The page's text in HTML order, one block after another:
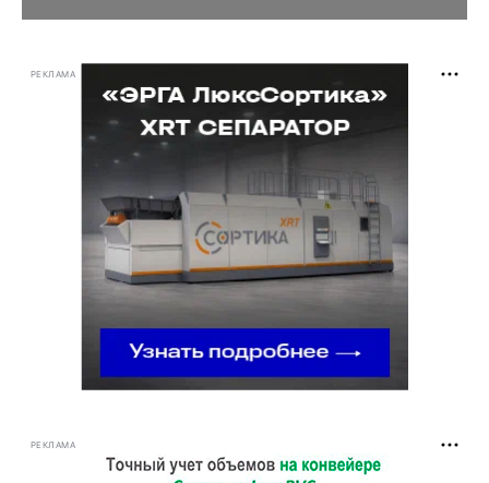
РЕКЛАМА
РЕКЛАМА